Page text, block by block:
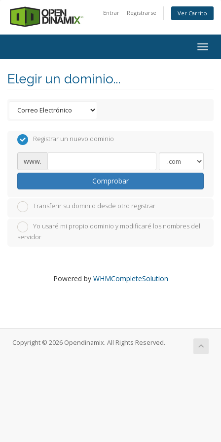
Entrar Registrarse Ver Carrito
Elegir un dominio...
Registrar un nuevo dominio
www.
Comprobar
Transferir su dominio desde otro registrar
Yo usaré mi propio dominio y modificaré los nombres del
servidor
Powered by WHMCompleteSolution
Copyright © 2026 Opendinamix. All Rights Reserved.